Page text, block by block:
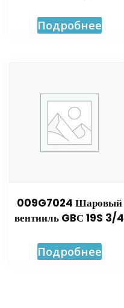
Подробнее
009G7024 Шаровый
вентииль GBС 19S 3/4
Подробнее